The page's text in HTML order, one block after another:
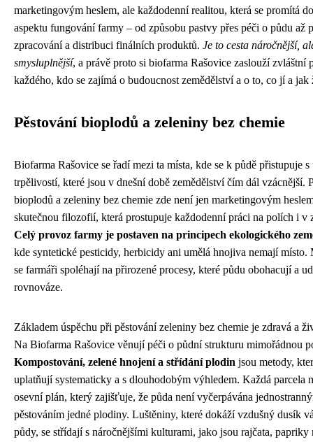
marketingovým heslem, ale každodenní realitou, která se promítá
aspektu fungování farmy – od způsobu pastvy přes péči o půdu až
zpracování a distribuci finálních produktů. Je to cesta náročnější,
smysluplnější, a právě proto si biofarma Rašovice zaslouží zvláštní
každého, kdo se zajímá o budoucnost zemědělství a o to, co jí a jak
Pěstování bioplodů a zeleniny bez chemie
Biofarma Rašovice se řadí mezi ta místa, kde se k půdě přistupuje s
trpělivostí, které jsou v dnešní době zemědělství čím dál vzácnější.
bioplodů a zeleniny bez chemie zde není jen marketingovým
skutečnou filozofií, která prostupuje každodenní práci na polích i v
Celý provoz farmy je postaven na principech ekologického
kde syntetické pesticidy, herbicidy ani umělá hnojiva nemají místo.
se farmáři spoléhají na přirozené procesy, které půdu obohacují a
rovnováze.
Základem úspěchu při pěstování zeleniny bez chemie je zdravá a
Na Biofarma Rašovice věnují péči o půdní strukturu mimořádnou
Kompostování, zelené hnojení a střídání plodin jsou metody,
uplatňují systematicky a s dlouhodobým výhledem. Každá parcela
osevní plán, který zajišťuje, že půda není vyčerpávána
pěstováním jedné plodiny. Luštěniny, které dokáží vzdušný dusík
půdy, se střídají s náročnějšími kulturami, jako jsou rajčata, papriky